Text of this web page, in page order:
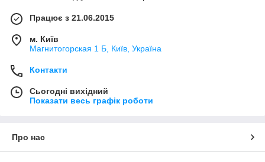
Працює з 21.06.2015
м. Київ
Магнитогорская 1 Б, Київ, Україна
Контакти
Сьогодні вихідний
Показати весь графік роботи
Про нас